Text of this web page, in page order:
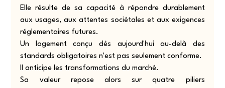
Elle résulte de sa capacité à répondre durablement
aux usages, aux attentes sociétales et aux exigences
réglementaires futures.
Un logement conçu dès aujourd'hui au-delà des
standards obligatoires n'est pas seulement conforme.
Il anticipe les transformations du marché.
Sa valeur repose alors sur quatre piliers